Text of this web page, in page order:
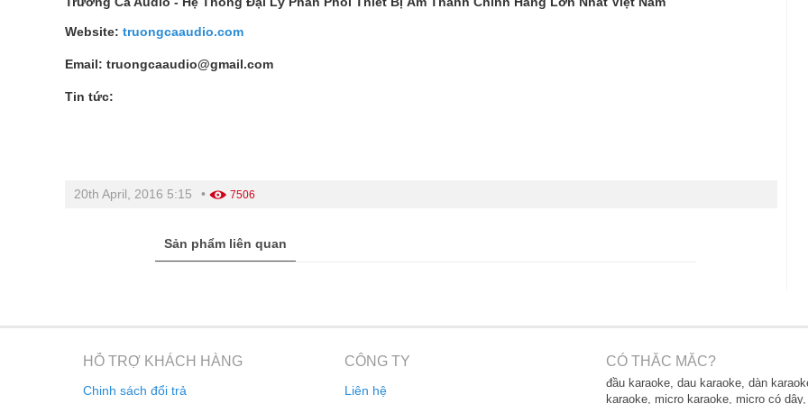
Website: truongcaaudio.com
Email: truongcaaudio@gmail.com
Tin tức:
20th April, 2016 5:15 • 7506
Sản phẩm liên quan
HỖ TRỢ KHÁCH HÀNG
Chinh sách đổi trả
CÔNG TY
Liên hệ
CÓ THẮC MẮC?
đầu karaoke, dau karaoke, dàn
karaoke, micro karaoke, micro có